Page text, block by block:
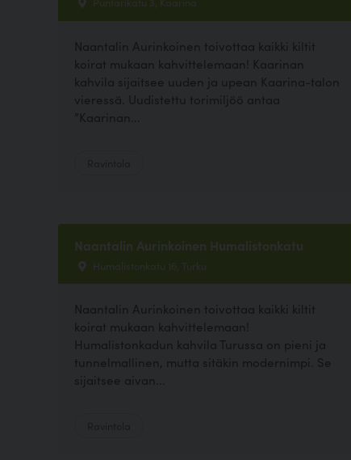
Naantalin Aurinkoinen toivottaa kaikki kiltit
koirat mukaan kahvittelemaan! Kaarinan
kahvila sijaitsee uuden ja upean Kaarina-talon
vieressä. Uudistettu torimiljöö antaa
”Kaarinan...
Naantalin Aurinkoinen Humalistonkatu
Humalistonkatu 16, Turku
Naantalin Aurinkoinen toivottaa kaikki kiltit
koirat mukaan kahvittelemaan!
Humalistonkadun kahvila Turussa on pieni ja
tunnelmallinen, mutta sitäkin modernimpi. Se
sijaitsee aivan...